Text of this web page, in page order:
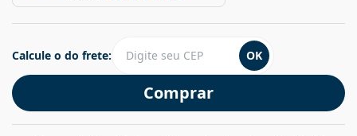
Comprar
Calcule o do frete: OK